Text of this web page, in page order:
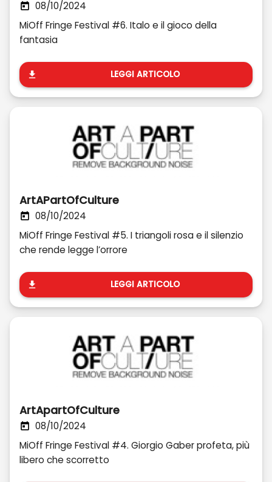
08/10/2024
MiOff Fringe Festival #6. Italo e il gioco della
fantasia
LEGGI ARTICOLO
ArtAPartOfCulture
08/10/2024
MiOff Fringe Festival #5. I triangoli rosa e il silenzio
che rende legge l’orrore
LEGGI ARTICOLO
ArtApartOfCulture
08/10/2024
MiOff Fringe Festival #4. Giorgio Gaber profeta, più
libero che scorretto